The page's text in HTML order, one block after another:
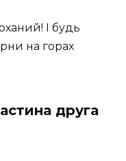
І будь
на горах
друга